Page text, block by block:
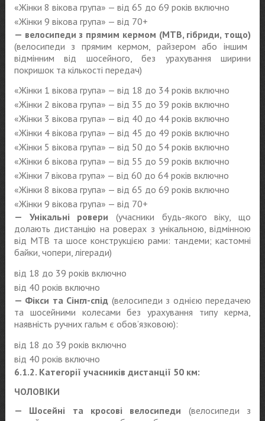
«Жінки 8 вікова група» — від 65 до 69 років включно
«Жінки 9 вікова група» — від 70+
— велосипеди з прямим кермом (MTB, гібриди, тощо)
(велосипеди з прямим кермом, райзером або іншим
відмінним від шосейного, без урахування ширини
покришок та кількості передач)
«Жінки 1 вікова група» — від 18 до 34 років включно
«Жінки 2 вікова група» — від 35 до 39 років включно
«Жінки 3 вікова група» — від 40 до 44 років включно
«Жінки 4 вікова група» — від 45 до 49 років включно
«Жінки 5 вікова група» — від 50 до 54 років включно
«Жінки 6 вікова група» — від 55 до 59 років включно
«Жінки 7 вікова група» — від 60 до 64 років включно
«Жінки 8 вікова група» — від 65 до 69 років включно
«Жінки 9 вікова група» — від 70+
— Унікальні ровери (учасники будь-якого віку, що
долають дистанцію на роверах з унікальною, відмінною
від MTB та шосе конструкцією рами: тандеми; кастомні
байки, чопери, лігеради)
від 18 до 39 років включно
від 40 років включно
— Фікси та Сінгл-спід (велосипеди з однією передачею
та шосейними колесами без урахування типу керма,
наявність ручних гальм є обов’язковою):
від 18 до 39 років включно
від 40 років включно
6.1.2. Категорії учасників дистанції 50 км:
ЧОЛОВІКИ
— Шосейні та кросові велосипеди (велосипеди з